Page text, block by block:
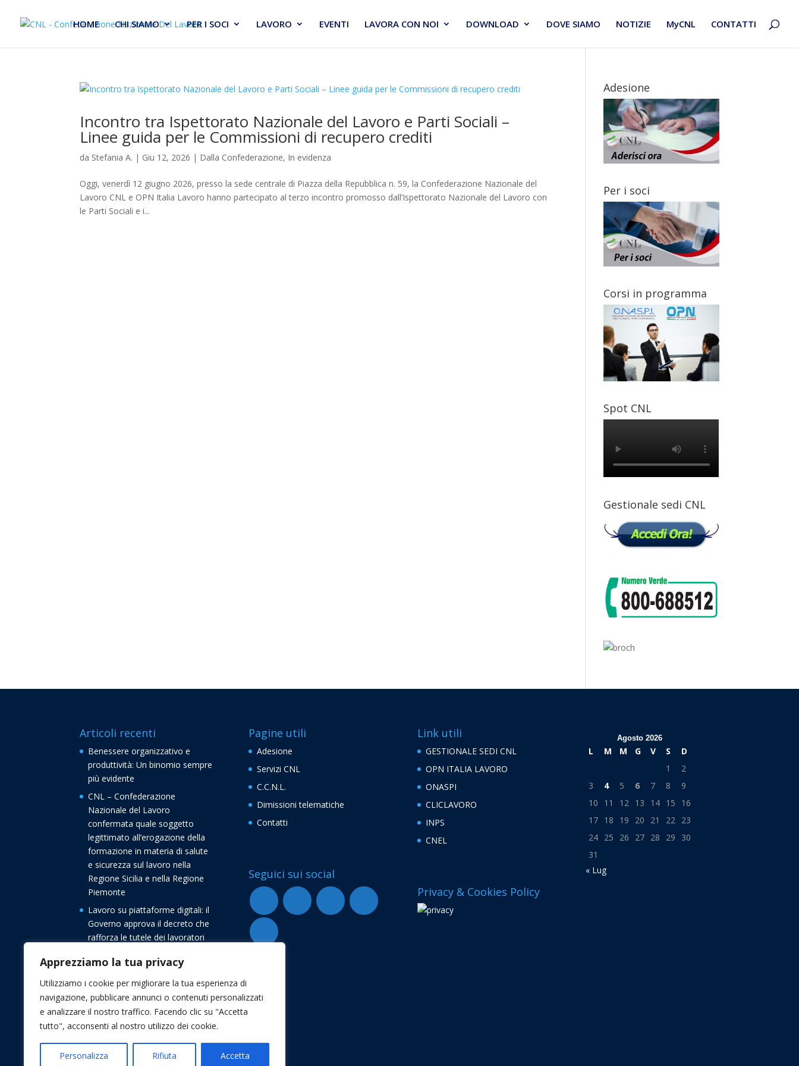
Apprezziamo la tua privacy
Utilizziamo i cookie per migliorare la tua esperienza di
navigazione, pubblicare annunci o contenuti personalizzati
e analizzare il nostro traffico. Facendo clic su "Accetta
tutto", acconsenti al nostro utilizzo dei cookie.
Personalizza Rifiuta Accetta
HOME CHI SIAMO PER I SOCI LAVORO EVENTI LAVORA CON NOI DOWNLOAD DOVE SIAMO NOTIZIE MyCNL CONTATTI
Incontro tra Ispettorato Nazionale del Lavoro e Parti Sociali –
Linee guida per le Commissioni di recupero crediti
da Stefania A. | Giu 12, 2026 | Dalla Confederazione, In evidenza
Oggi, venerdì 12 giugno 2026, presso la sede centrale di Piazza della Repubblica n. 59, la Confederazione Nazionale del
Lavoro CNL e OPN Italia Lavoro hanno partecipato al terzo incontro promosso dall’Ispettorato Nazionale del Lavoro con
le Parti Sociali e i...
Adesione
Per i soci
Corsi in programma
Spot CNL
Gestionale sedi CNL
Articoli recenti
Benessere organizzativo e
produttività: Un binomio sempre
più evidente
CNL – Confederazione
Nazionale del Lavoro
confermata quale soggetto
legittimato all’erogazione della
formazione in materia di salute
e sicurezza sul lavoro nella
Regione Sicilia e nella Regione
Piemonte
Lavoro su piattaforme digitali: il
Governo approva il decreto che
rafforza le tutele dei lavoratori
Confederazione Nazionale del
Lavoro CNL
Transizione 5.0, avvio delle
comunicazioni di conferma degli
investimenti
Pagine utili
Adesione
Servizi CNL
C.C.N.L.
Dimissioni telematiche
Contatti
Seguici sui social
Link utili
GESTIONALE SEDI CNL
OPN ITALIA LAVORO
ONASPI
CLICLAVORO
INPS
CNEL
Privacy & Cookies Policy
Agosto 2026
L M M G V S
D
1
2
3
4 5 6 7 8
9
10
11 12 13 14 15
16
17 18 19 20 21 22
23
24 25 26 27 28 29
30
31
« Lug